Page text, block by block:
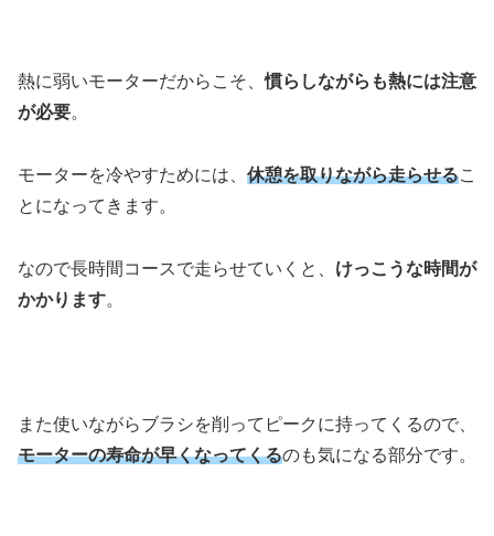
熱に弱いモーターだからこそ、慣らしながらも熱には注意
が必要。
モーターを冷やすためには、 休憩を取りながら走らせるこ
とになってきます。
なので長時間コースで走らせていくと、 けっこうな時間が
かかります。
また使いながらブラシを削ってピークに持ってくるので、
モーターの寿命が早くなってくるのも気になる部分です。